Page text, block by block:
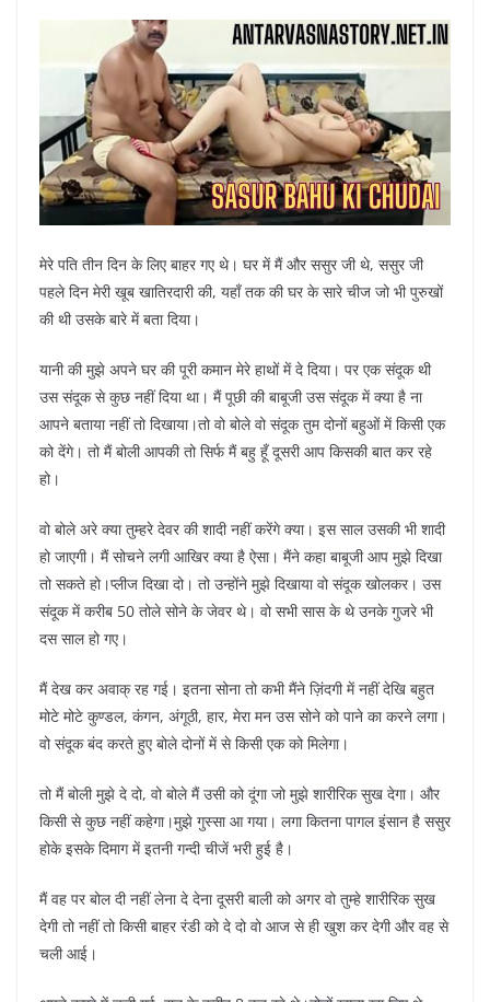
मेरे पति तीन दिन के लिए बाहर गए थे। घर में मैं और ससुर जी थे, ससुर जी
पहले दिन मेरी खूब खातिरदारी की, यहाँ तक की घर के सारे चीज जो भी पुरुखों
की थी उसके बारे में बता दिया।
यानी की मुझे अपने घर की पूरी कमान मेरे हाथों में दे दिया। पर एक संदूक थी
उस संदूक से कुछ नहीं दिया था। मैं पूछी की बाबूजी उस संदूक में क्या है ना
आपने बताया नहीं तो दिखाया।तो वो बोले वो संदूक तुम दोनों बहुओं में किसी एक
को देंगे। तो मैं बोली आपकी तो सिर्फ मैं बहु हूँ दूसरी आप किसकी बात कर रहे
हो।
वो बोले अरे क्या तुम्हरे देवर की शादी नहीं करेंगे क्या। इस साल उसकी भी शादी
हो जाएगी। मैं सोचने लगी आखिर क्या है ऐसा। मैंने कहा बाबूजी आप मुझे दिखा
तो सकते हो।प्लीज दिखा दो। तो उन्होंने मुझे दिखाया वो संदूक खोलकर। उस
संदूक में करीब 50 तोले सोने के जेवर थे। वो सभी सास के थे उनके गुजरे भी
दस साल हो गए।
मैं देख कर अवाक् रह गई। इतना सोना तो कभी मैंने ज़िंदगी में नहीं देखि बहुत
मोटे मोटे कुण्डल, कंगन, अंगूठी, हार, मेरा मन उस सोने को पाने का करने लगा।
वो संदूक बंद करते हुए बोले दोनों में से किसी एक को मिलेगा।
तो मैं बोली मुझे दे दो, वो बोले मैं उसी को दूंगा जो मुझे शारीरिक सुख देगा। और
किसी से कुछ नहीं कहेगा।मुझे गुस्सा आ गया। लगा कितना पागल इंसान है ससुर
होके इसके दिमाग में इतनी गन्दी चीजें भरी हुई है।
मैं वह पर बोल दी नहीं लेना दे देना दूसरी बाली को अगर वो तुम्हे शारीरिक सुख
देगी तो नहीं तो किसी बाहर रंडी को दे दो वो आज से ही खुश कर देगी और वह से
चली आई।